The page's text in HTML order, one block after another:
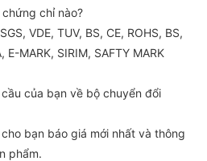
chỉ nào?
VDE, TUV, BS, CE, ROHS, BS,
E-MARK, SIRIM, SAFTY MARK
của bạn về bộ chuyển đổi
bạn báo giá mới nhất và thông
phẩm.